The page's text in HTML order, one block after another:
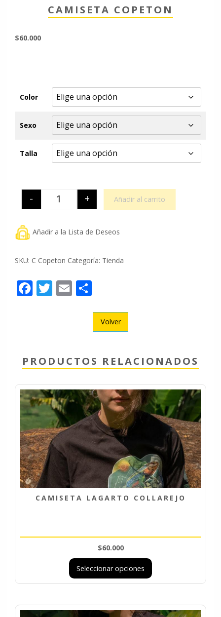
CAMISETA COPETON
$60.000
Color
Sexo
Talla
Camiseta Copeton cantidad
- + Añadir al carrito
Añadir a la Lista de Deseos
SKU: C Copeton Categoría: Tienda
Facebook
Twitter
Email
Volver
PRODUCTOS RELACIONADOS
CAMISETA LAGARTO COLLAREJO
$60.000
Seleccionar opciones
Las